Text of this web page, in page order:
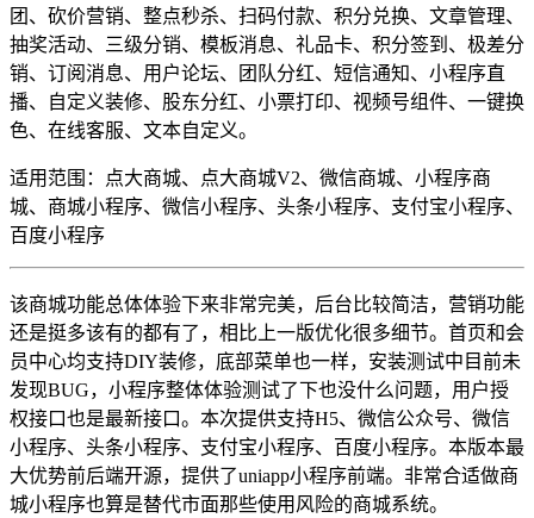
团、砍价营销、整点秒杀、扫码付款、积分兑换、文章管理、
抽奖活动、三级分销、模板消息、礼品卡、积分签到、极差分
销、订阅消息、用户论坛、团队分红、短信通知、小程序直
播、自定义装修、股东分红、小票打印、视频号组件、一键换
色、在线客服、文本自定义。
适用范围：点大商城、点大商城V2、微信商城、小程序商
城、商城小程序、微信小程序、头条小程序、支付宝小程序、
百度小程序
该商城功能总体体验下来非常完美，后台比较简洁，营销功能
还是挺多该有的都有了，相比上一版优化很多细节。首页和会
员中心均支持DIY装修，底部菜单也一样，安装测试中目前未
发现BUG，小程序整体体验测试了下也没什么问题，用户授
权接口也是最新接口。本次提供支持H5、微信公众号、微信
小程序、头条小程序、支付宝小程序、百度小程序。本版本最
大优势前后端开源，提供了uniapp小程序前端。非常合适做商
城小程序也算是替代市面那些使用风险的商城系统。